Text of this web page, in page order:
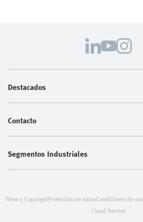
Destacados
Contacto
Segmentos Industriales
Firma y CopyrigthProtección de datosCondiciones de uso
Cloud Service